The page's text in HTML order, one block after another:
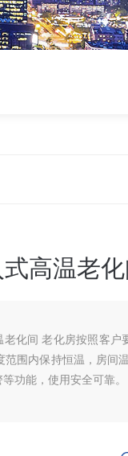
高温老
化间 老化房按照客户
范围内保持恒温，房
功能，使用安全可靠。